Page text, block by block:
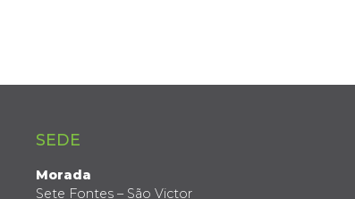
SEDE
Morada
Sete Fontes – São Victor